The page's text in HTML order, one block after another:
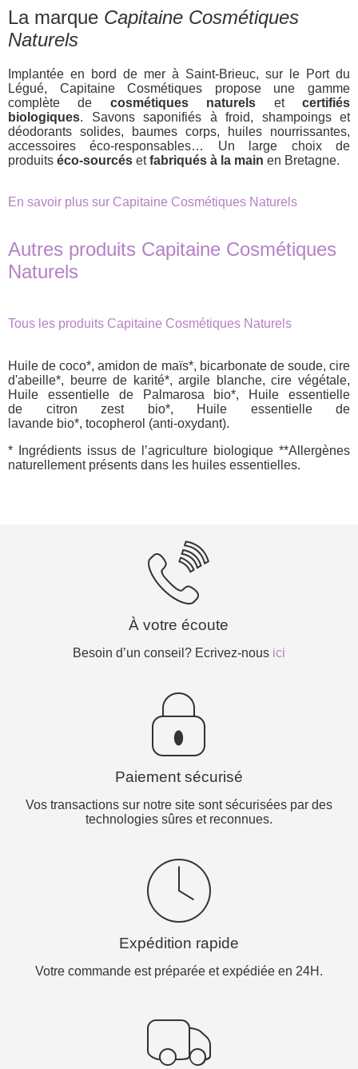
La marque Capitaine Cosmétiques
Naturels
Implantée en bord de mer à Saint-Brieuc, sur le Port du
Légué, Capitaine Cosmétiques propose une gamme
complète de cosmétiques naturels etcertifiés
biologiques. Savons saponifiés à froid, shampoings et
déodorants solides, baumes corps, huiles nourrissantes,
accessoires éco-responsables… Un large choix de
produits éco-sourcés etfabriqués à la main en Bretagne.
En savoir plus sur Capitaine Cosmétiques Naturels
Autres produits Capitaine Cosmétiques
Naturels
Tous les produits Capitaine Cosmétiques Naturels
Huile de coco*, amidon de maïs*, bicarbonate de soude, cire
d'abeille*, beurre de karité*, argile blanche, cire végétale,
Huile essentielle de Palmarosa bio*, Huile essentielle
de citron zest bio*, Huile essentielle de
lavande bio*, tocopherol (anti-oxydant).
* Ingrédients issus de l’agriculture biologique **Allergènes
naturellement présents dans les huiles essentielles.
À votre écoute
Besoin d’un conseil? Ecrivez-nous ici
Paiement sécurisé
Vos transactions sur notre site sont sécurisées par des
technologies sûres et reconnues.
Expédition rapide
Votre commande est préparée et expédiée en 24H.